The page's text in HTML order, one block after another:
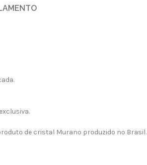
de cristal Murano produzido no Brasil.